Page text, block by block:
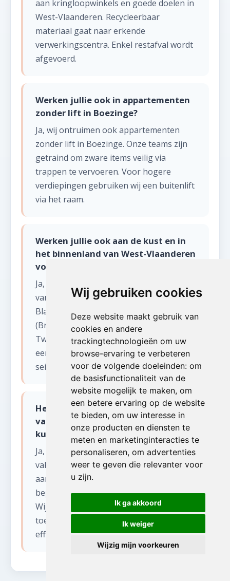
Wij gebruiken cookies
Deze website maakt gebruik van
cookies en andere
trackingtechnologieën om uw
browse-ervaring te verbeteren
voor de volgende doeleinden: om
de basisfunctionaliteit van de
website mogelijk te maken, om
een betere ervaring op de website
te bieden, om uw interesse in
onze producten en diensten te
meten en marketinginteracties te
personaliseren, om advertenties
weer te geven die relevanter voor
u zijn.
Ik ga akkoord
Ik weiger
Wijzig mijn voorkeuren
aan kringloopwinkels en goede doelen in
West-Vlaanderen. Recycleerbaar
materiaal gaat naar erkende
verwerkingscentra. Enkel restafval wordt
afgevoerd.
Werken jullie ook in appartementen
zonder lift in Boezinge?
Ja, wij ontruimen ook appartementen
zonder lift in Boezinge. Onze teams zijn
getraind om zware items veilig via
trappen te vervoeren. Voor hogere
verdiepingen gebruiken wij een buitenlift
via het raam.
Werken jullie ook aan de kust en in
het binnenland van West-Vlaanderen
voor leegmaken appartement?
Ja, wij bedienen heel West-Vlaanderen:
van de kuststeden (Oostende, Knokke,
Blankenberge) tot het binnenland
(Brugge, Kortrijk, Roeselare, Ieper).
Tweede verblijven aan zee vereisen vaak
een specifieke aanpak vanwege
seizoensgebonden bewoning.
Hebben jullie ervaring met
vakantiewoningen aan de Belgische
kust bij leegmaken appartement?
Ja, wij ruimen regelmatig
vakantieappartementen en -woningen op
aan de kust. Deze panden hebben vaak
beperkte opslagruimte en smalle liften.
Wij plannen het werk buiten het
toeristisch seizoen of werken discreet en
efficiënt tijdens het seizoen.